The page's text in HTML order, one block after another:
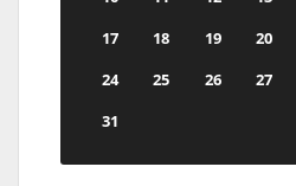
17
18 19 20
24
25 26 27
31